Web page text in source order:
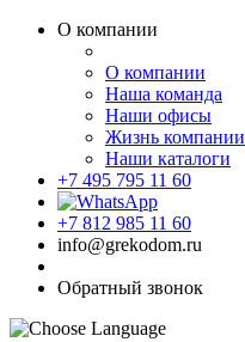
О компании
О компании
Наша команда
Наши офисы
Жизнь компании
Наши каталоги
+7 495 795 11 60
+7 812 985 11 60
info@grekodom.ru
Обратный звонок